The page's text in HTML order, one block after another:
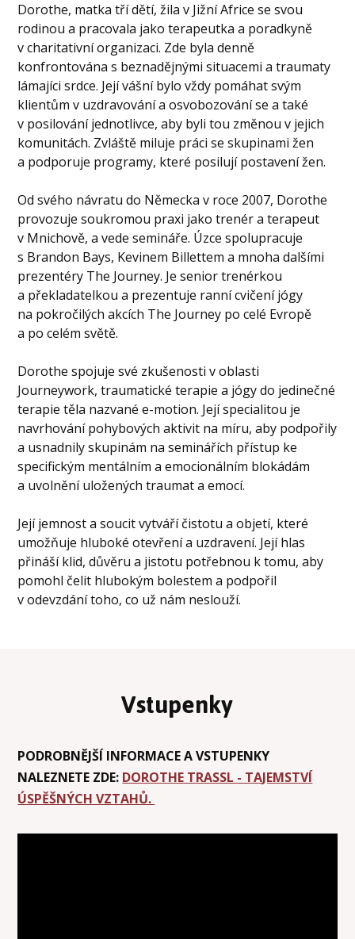
Dorothe, matka tří dětí, žila v Jižní Africe se svou
rodinou a pracovala jako terapeutka a poradkyně
v charitativní organizaci. Zde byla denně
konfrontována s beznadějnými situacemi a traumaty
lámajíci srdce. Její vášní bylo vždy pomáhat svým
klientům v uzdravování a osvobozování se a také
v posilování jednotlivce, aby byli tou změnou v jejich
komunitách. Zvláště miluje práci se skupinami žen
a podporuje programy, které posilují postavení žen.
Od svého návratu do Německa v roce 2007, Dorothe
provozuje soukromou praxi jako trenér a terapeut
v Mnichově, a vede semináře. Úzce spolupracuje
s Brandon Bays, Kevinem Billettem a mnoha dalšími
prezentéry The Journey. Je senior trenérkou
a překladatelkou a prezentuje ranní cvičení jógy
na pokročilých akcích The Journey po celé Evropě
a po celém světě.
Dorothe spojuje své zkušenosti v oblasti
Journeywork, traumatické terapie a jógy do jedinečné
terapie těla nazvané e-motion. Její specialitou je
navrhování pohybových aktivit na míru, aby podpořily
a usnadnily skupinám na seminářích přístup ke
specifickým mentálním a emocionálním blokádám
a uvolnění uložených traumat a emocí.
Její jemnost a soucit vytváří čistotu a objetí, které
umožňuje hluboké otevření a uzdravení. Její hlas
přináší klid, důvěru a jistotu potřebnou k tomu, aby
pomohl čelit hlubokým bolestem a podpořil
v odevzdání toho, co už nám neslouží.
Vstupenky
PODROBNĚJŠÍ INFORMACE A VSTUPENKY
NALEZNETE ZDE: DOROTHE TRASSL - TAJEMSTVÍ
ÚSPĚŠNÝCH VZTAHŮ.